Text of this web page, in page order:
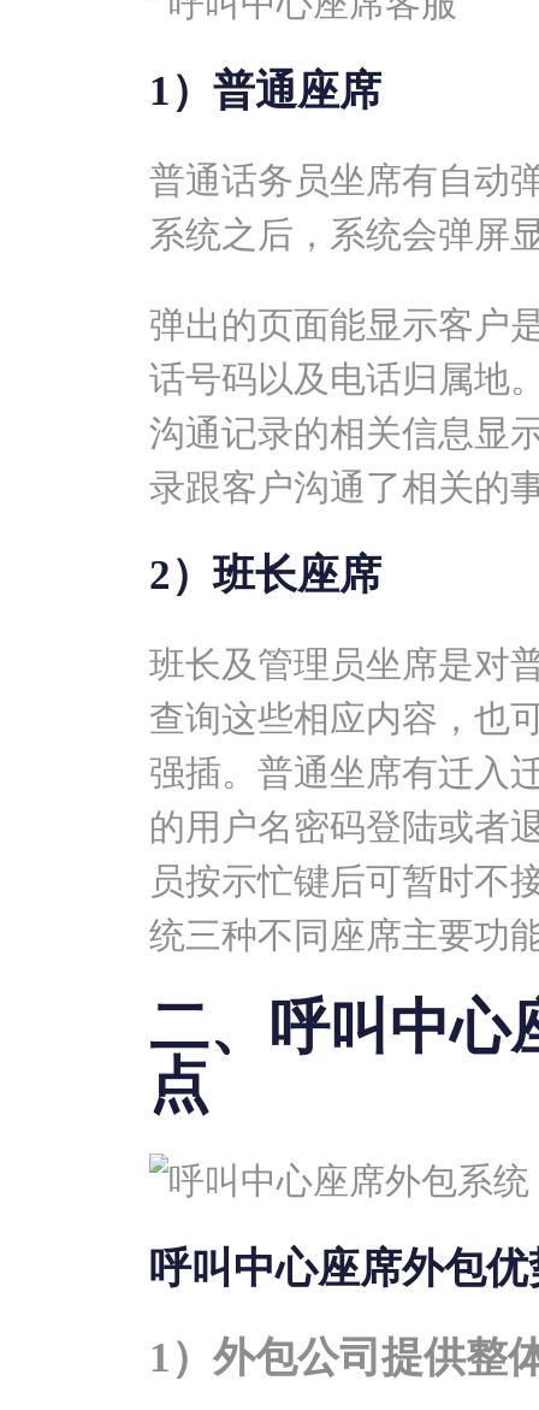
1）普通座席
普通话务员坐席有自动
系统之后，系统会弹屏
弹出的页面能显示客户
话号码以及电话归属地
沟通记录的相关信息显
录跟客户沟通了相关的
2）班长座席
班长及管理员坐席是对
查询这些相应内容，也
强插。普通坐席有迁入
的用户名密码登陆或者
员按示忙键后可暂时不
统三种不同座席主要功
二、呼叫中心
点
呼叫中心座席外包优
1）外包公司提供整